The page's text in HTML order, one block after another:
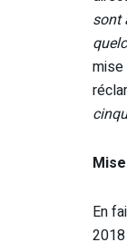
sont
mise
En